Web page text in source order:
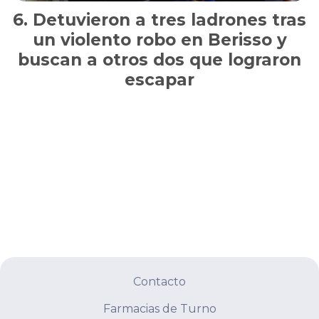
Detuvieron a tres ladrones tras
un violento robo en Berisso y
buscan a otros dos que lograron
escapar
Contacto
Farmacias de Turno